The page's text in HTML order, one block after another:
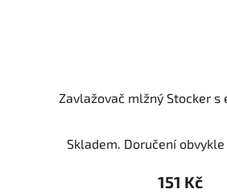
Zavlažovač mlžný Stocker s
Skladem. Doručení obvykle
151 Kč